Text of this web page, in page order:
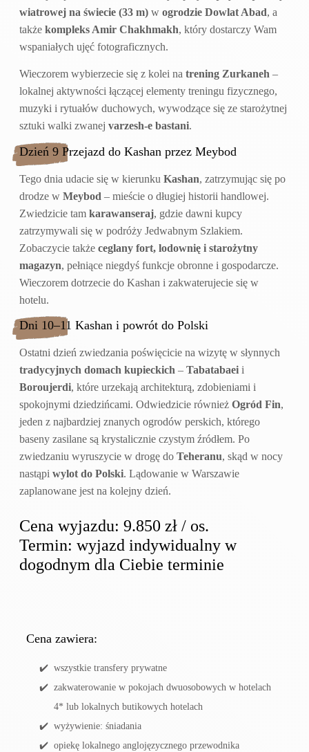
wiatrowej na świecie (33 m) w ogrodzie Dowlat Abad, a
także kompleks Amir Chakhmakh, który dostarczy Wam
wspaniałych ujęć fotograficznych.
Wieczorem wybierzecie się z kolei na trening Zurkaneh –
lokalnej aktywności łączącej elementy treningu fizycznego,
muzyki i rytuałów duchowych, wywodzące się ze starożytnej
sztuki walki zwanej varzesh-e bastani.
Dzień 9 Przejazd do Kashan przez Meybod
Tego dnia udacie się w kierunku Kashan, zatrzymując się po
drodze w Meybod – mieście o długiej historii handlowej.
Zwiedzicie tam karawanseraj, gdzie dawni kupcy
zatrzymywali się w podróży Jedwabnym Szlakiem.
Zobaczycie także ceglany fort, lodownię i starożytny
magazyn, pełniące niegdyś funkcje obronne i gospodarcze.
Wieczorem dotrzecie do Kashan i zakwaterujecie się w
hotelu.
Dni 10–11 Kashan i powrót do Polski
Ostatni dzień zwiedzania poświęcicie na wizytę w słynnych
tradycyjnych domach kupieckich – Tabatabaei i
Boroujerdi, które urzekają architekturą, zdobieniami i
spokojnymi dziedzińcami. Odwiedzicie również Ogród Fin,
jeden z najbardziej znanych ogrodów perskich, którego
baseny zasilane są krystalicznie czystym źródłem. Po
zwiedzaniu wyruszycie w drogę do Teheranu, skąd w nocy
nastąpi wylot do Polski. Lądowanie w Warszawie
zaplanowane jest na kolejny dzień.
Cena wyjazdu: 9.850 zł / os.
Termin: wyjazd indywidualny w
dogodnym dla Ciebie terminie
Cena zawiera:
wszystkie transfery prywatne
zakwaterowanie w pokojach dwuosobowych w hotelach
4* lub lokalnych butikowych hotelach
wyżywienie: śniadania
opiekę lokalnego anglojęzycznego przewodnika